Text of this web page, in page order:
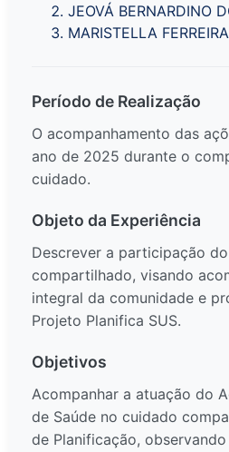
JEOVÁ BERNARDINO
MARISTELLA
Período de Realização
O acompanhamento das
ano de 2025 durante o
cuidado.
Objeto da Experiência
Descrever a participação
compartilhado, visando
integral da comunidade e
Projeto Planifica SUS.
Objetivos
Acompanhar a atuação do
de Saúde no cuidado
de Planificação,